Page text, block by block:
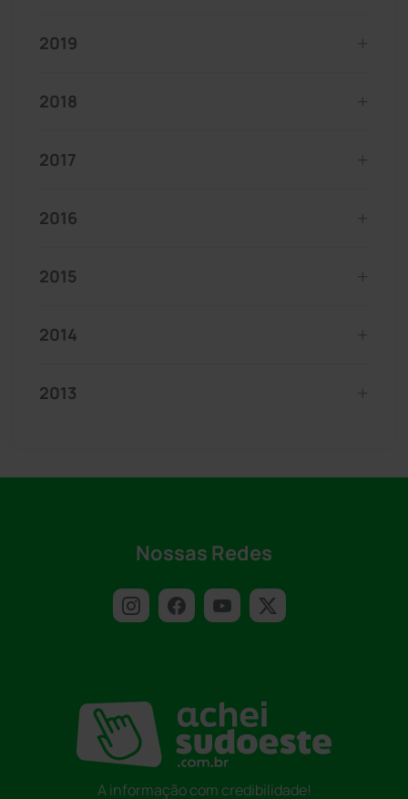
2019
2018
2017
2016
2015
2014
2013
Nossas Redes
A informação com credibilidade!